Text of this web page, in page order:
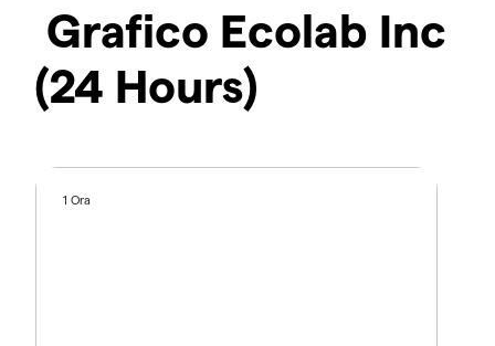
Grafico Ecolab Inc
(24 Hours)
1 Ora